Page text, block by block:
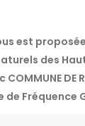
est
des
DE
de Fréquence